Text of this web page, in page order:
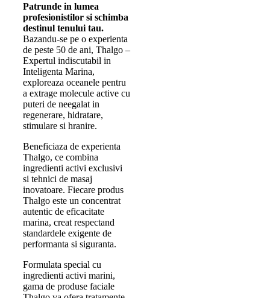
Patrunde in lumea
profesionistilor si schimba
destinul tenului tau.
Bazandu-se pe o experienta
de peste 50 de ani, Thalgo –
Expertul indiscutabil in
Inteligenta Marina,
exploreaza oceanele pentru
a extrage molecule active cu
puteri de neegalat in
regenerare, hidratare,
stimulare si hranire.
Beneficiaza de experienta
Thalgo, ce combina
ingredienti activi exclusivi
si tehnici de masaj
inovatoare. Fiecare produs
Thalgo este un concentrat
autentic de eficacitate
marina, creat respectand
standardele exigente de
performanta si siguranta.
Formulata special cu
ingredienti activi marini,
gama de produse faciale